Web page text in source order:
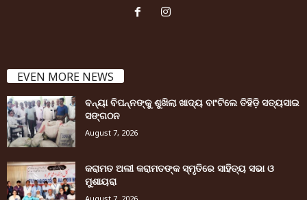
EVEN MORE NEWS
ବନ୍ୟା ବିପନ୍ନଙ୍କୁ ଶୁଖିଲା ଖାଦ୍ୟ ବାଂଟିଲେ ତିହିଡି଼ ସତ୍ୟସାଇ
ସଙ୍ଗଠନ
August 7, 2026
କରାମତ ଅଲୀ କରାମତଙ୍କ ସ୍ମୃତିରେ ସାହିତ୍ୟ ସଭା ଓ
ମୁଶାୟରା